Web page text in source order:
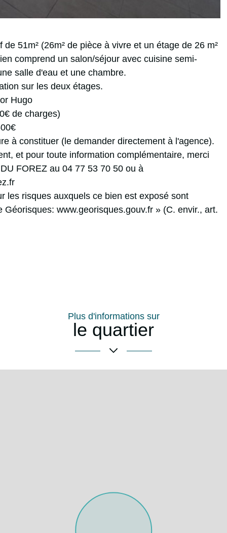
51m² (26m² de pièce à vivre et un étage de 26 m²
comprend un salon/séjour avec cuisine semi-
salle d'eau et une chambre.
sur les deux étages.
Hugo
de charges)
à constituer (le demander directement à l'agence).
et pour toute information complémentaire, merci
FOREZ au 04 77 53 70 50 ou à
les risques auxquels ce bien est exposé sont
Géorisques: www.georisques.gouv.fr » (C. envir., art.
Plus d'informations sur
le quartier